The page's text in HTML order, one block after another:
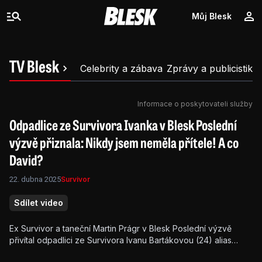
Můj Blesk
TV Blesk Celebrity a zábava Zprávy a publicistika
Informace o poskytovateli služby
Odpadlice ze Survivora Ivanka v Blesk Poslední
výzvě přiznala: Nikdy jsem neměla přítele! A co
David?
22. dubna 2025Survivor
Sdílet video
Ex Survivor a taneční Martin Prágr v Blesk Poslední výzvě
přivítal odpadlici ze Survivora Ivanu Bartákovou (24) alias